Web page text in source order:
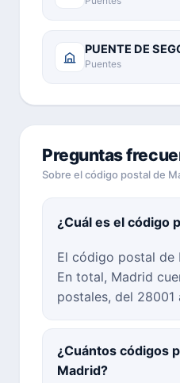
PUENTE DE
Puentes
Preguntas
Sobre el código postal de
¿Cuál es el código
El código postal de
En total, Madrid
postales, del 28001
¿Cuántos códigos
Madrid?